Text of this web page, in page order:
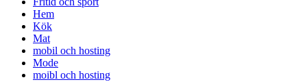
Hem
Kök
Mat
mobil och hosting
Mode
moibl och hosting